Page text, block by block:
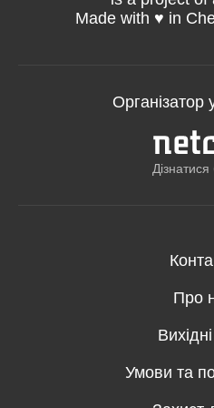
Made with ♥️ in
Організатор
Про
Умови та